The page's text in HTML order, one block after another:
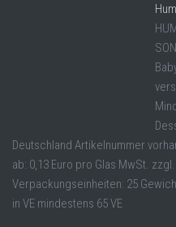
Deutschland Artikelnummer
ab: 0,13 Euro pro Glas MwSt.
Verpackungseinheiten: 25
in VE mindestens 65 VE